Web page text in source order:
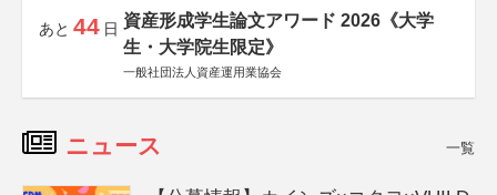
あと 44 日 資産形成学生論文アワード 2026《大学
生・大学院生限定》
一般社団法人資産運用業協会
ニュース 一覧